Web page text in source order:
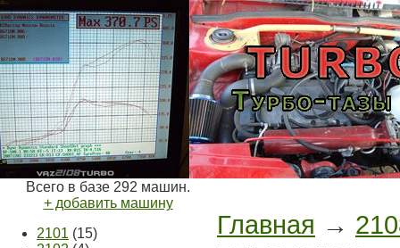
Всего в базе 292 машин.
+ добавить машину
2101 (15)
Главная →